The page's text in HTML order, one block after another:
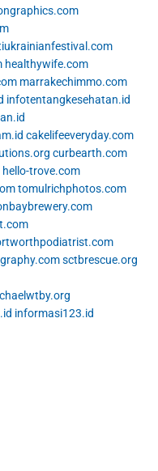
healthywife.com
marrakechimmo.com
infotentangkesehatan.id
cakelifeeveryday.com
curbearth.com
hello-trove.com
tomulrichphotos.com
sctbrescue.org
informasi123.id